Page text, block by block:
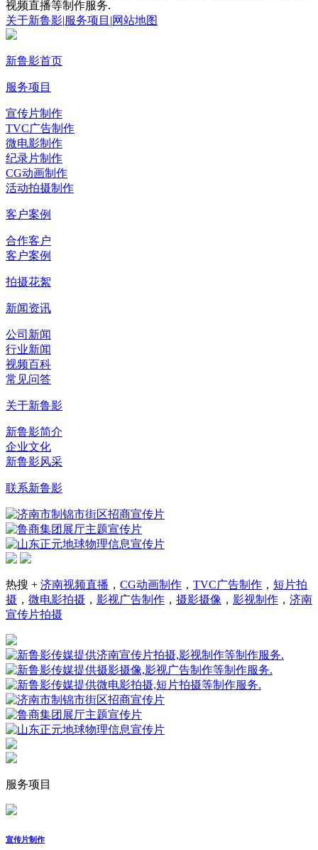
视频直播等制作服务.
关于新鲁影|服务项目 |网站地图
新鲁影首页
服务项目
宣传片制作
TVC广告制作
微电影制作
纪录片制作
CG动画制作
活动拍摄制作
客户案例
合作客户
客户案例
拍摄花絮
新闻资讯
公司新闻
行业新闻
视频百科
常见问答
关于新鲁影
新鲁影简介
企业文化
新鲁影风采
联系新鲁影
热搜 + 济南视频直播 ， CG动画制作 ， TVC广告制作 ， 短片拍
摄 ， 微电影拍摄 ， 影视广告制作 ， 摄影摄像 ， 影视制作 ， 济南
宣传片拍摄
服务项目
宣传片制作